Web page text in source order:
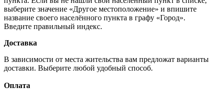
выберите значение «Другое местоположение» и впишите
название своего населённого пункта в графу «Город».
Введите правильный индекс.
Доставка
В зависимости от места жительства вам предложат варианты
доставки. Выберите любой удобный способ.
Оплата